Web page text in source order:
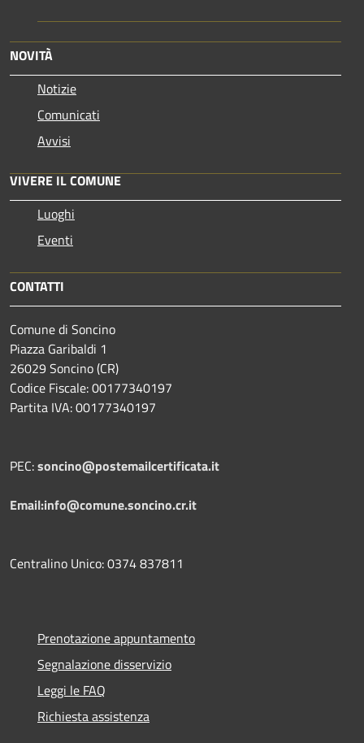
NOVITÀ
Notizie
Comunicati
Avvisi
VIVERE IL COMUNE
Luoghi
Eventi
CONTATTI
Comune di Soncino
Piazza Garibaldi 1
26029 Soncino (CR)
Codice Fiscale: 00177340197
Partita IVA: 00177340197
PEC:soncino@postemailcertificata.it
Email:info@comune.soncino.cr.it
Centralino Unico: 0374 837811
Prenotazione appuntamento
Segnalazione disservizio
Leggi le FAQ
Richiesta assistenza